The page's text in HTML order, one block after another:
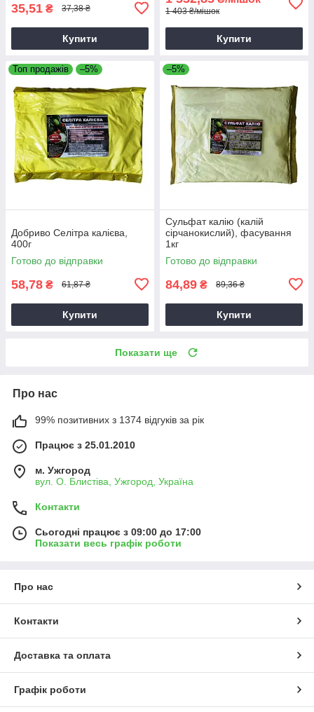
35,51 ₴ 37,38 ₴
Купити
1 403 ₴/мішок
Купити
Топ продажів –5%
Добриво Селітра калієва,
400г
Готово до відправки
58,78 ₴ 61,87 ₴
Купити
–5%
Сульфат калію (калій
сірчанокислий), фасування
1кг
Готово до відправки
84,89 ₴ 89,36 ₴
Купити
Показати ще
Про нас
99% позитивних з 1374 відгуків за рік
Працює з 25.01.2010
м. Ужгород
вул. О. Блистіва, Ужгород, Україна
Контакти
Сьогодні працює з 09:00 до 17:00
Показати весь графік роботи
Про нас
Контакти
Доставка та оплата
Графік роботи